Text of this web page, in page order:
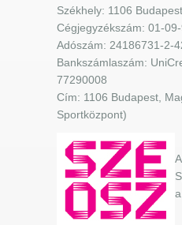
Székhely: 1106
Cégjegyzékszám: 01-
Adószám: 24186731-2-
Bankszámlaszám:
77290008
Cím: 1106 Budapest,
Sportközpont)